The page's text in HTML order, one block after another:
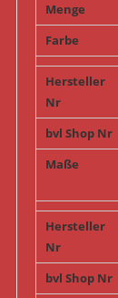
Menge
Farbe
Hersteller
Nr
bvl Shop Nr
Maße
Hersteller
Nr
bvl Shop Nr